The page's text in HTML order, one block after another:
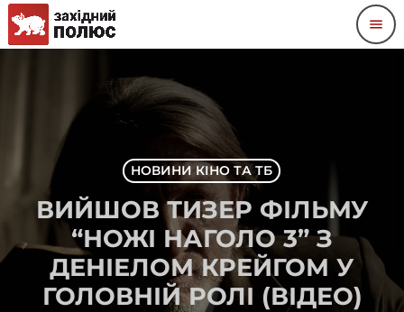
menu
НОВИНИ КІНО ТА ТБ
ВИЙШОВ ТИЗЕР ФІЛЬМУ
“НОЖІ НАГОЛО 3” З
ДЕНІЕЛОМ КРЕЙГОМ У
ГОЛОВНІЙ РОЛІ (ВІДЕО)